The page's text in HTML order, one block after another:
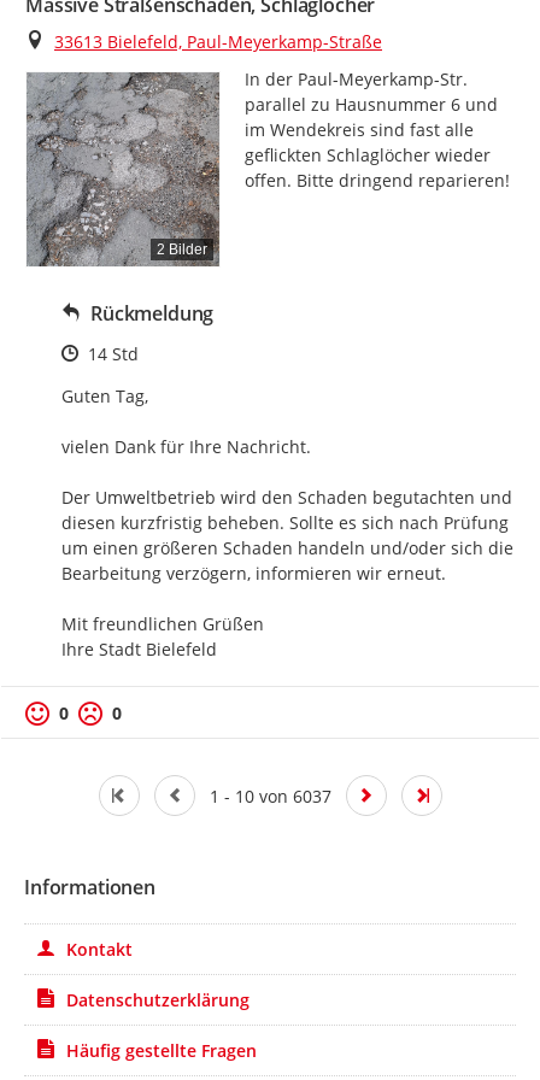
Ort
33613 Bielefeld, Paul-Meyerkamp-Straße
2 Bilder
In der Paul-Meyerkamp-Str.
parallel zu Hausnummer 6 und
im Wendekreis sind fast alle
geflickten Schlaglöcher wieder
offen. Bitte dringend reparieren!
Rückmeldung
Zeitpunkt des Erstellens
14 Std
Guten Tag,
vielen Dank für Ihre Nachricht.
Der Umweltbetrieb wird den Schaden begutachten und
diesen kurzfristig beheben. Sollte es sich nach Prüfung
um einen größeren Schaden handeln und/oder sich die
Bearbeitung verzögern, informieren wir erneut.
Mit freundlichen Grüßen
Ihre Stadt Bielefeld
0 0
1 - 10 von 6037
Informationen
Kontakt
Datenschutzerklärung
Häufig gestellte Fragen